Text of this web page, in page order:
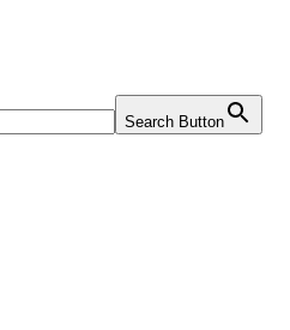
Search Button